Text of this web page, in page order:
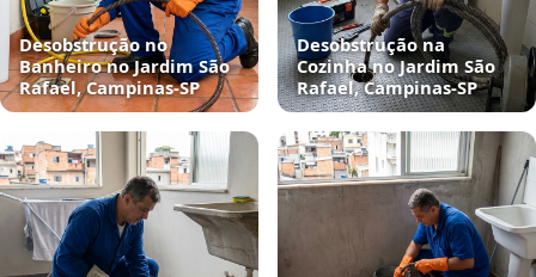
Desobstrução no
Banheiro no Jardim São
Rafael, Campinas‑SP
Desobstrução na
Cozinha no Jardim São
Rafael, Campinas‑SP